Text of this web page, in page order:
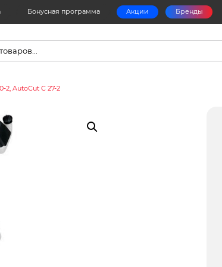
Бонусная программа Акции Бренды
2, AutoCut C 27-2